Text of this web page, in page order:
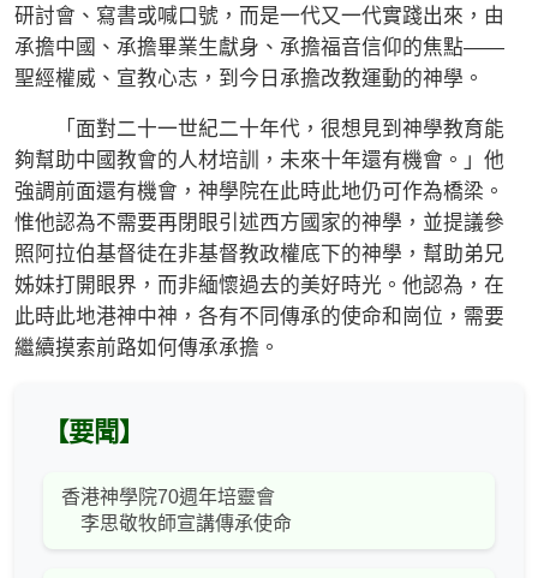
研討會、寫書或喊口號，而是一代又一代實踐出來，由
承擔中國、承擔畢業生獻身、承擔福音信仰的焦點——
聖經權威、宣教心志，到今日承擔改教運動的神學。
「面對二十一世紀二十年代，很想見到神學教育能
夠幫助中國教會的人材培訓，未來十年還有機會。」他
強調前面還有機會，神學院在此時此地仍可作為橋梁。
惟他認為不需要再閉眼引述西方國家的神學，並提議參
照阿拉伯基督徒在非基督教政權底下的神學，幫助弟兄
姊妹打開眼界，而非緬懷過去的美好時光。他認為，在
此時此地港神中神，各有不同傳承的使命和崗位，需要
繼續摸索前路如何傳承承擔。
【要聞】
香港神學院70週年培靈會
李思敬牧師宣講傳承使命